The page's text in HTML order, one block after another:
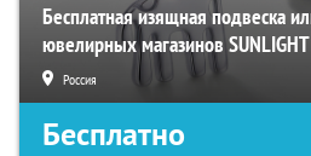
Бесплатная изящная подвеска
ювелирных магазинов SUNLIGHT
Россия
Бесплатно